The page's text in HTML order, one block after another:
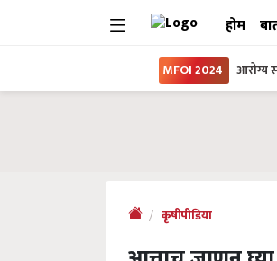
होम
MFOI 2024 आरोग्य
कृषीपीडिया